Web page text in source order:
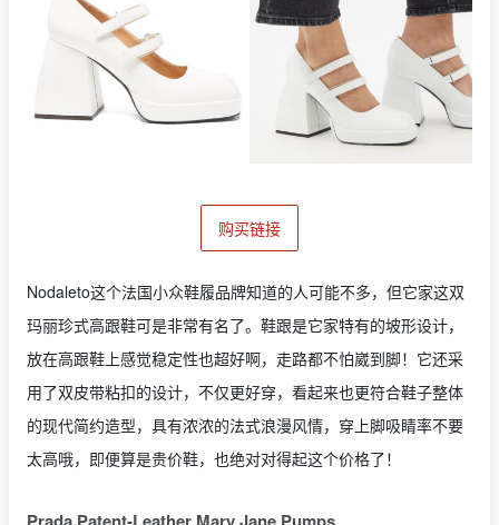
购买链接
Nodaleto这个法国小众鞋履品牌知道的人可能不多，但它家这双
玛丽珍式高跟鞋可是非常有名了。鞋跟是它家特有的坡形设计，
放在高跟鞋上感觉稳定性也超好啊，走路都不怕崴到脚！它还采
用了双皮带粘扣的设计，不仅更好穿，看起来也更符合鞋子整体
的现代简约造型，具有浓浓的法式浪漫风情，穿上脚吸睛率不要
太高哦，即便算是贵价鞋，也绝对对得起这个价格了！